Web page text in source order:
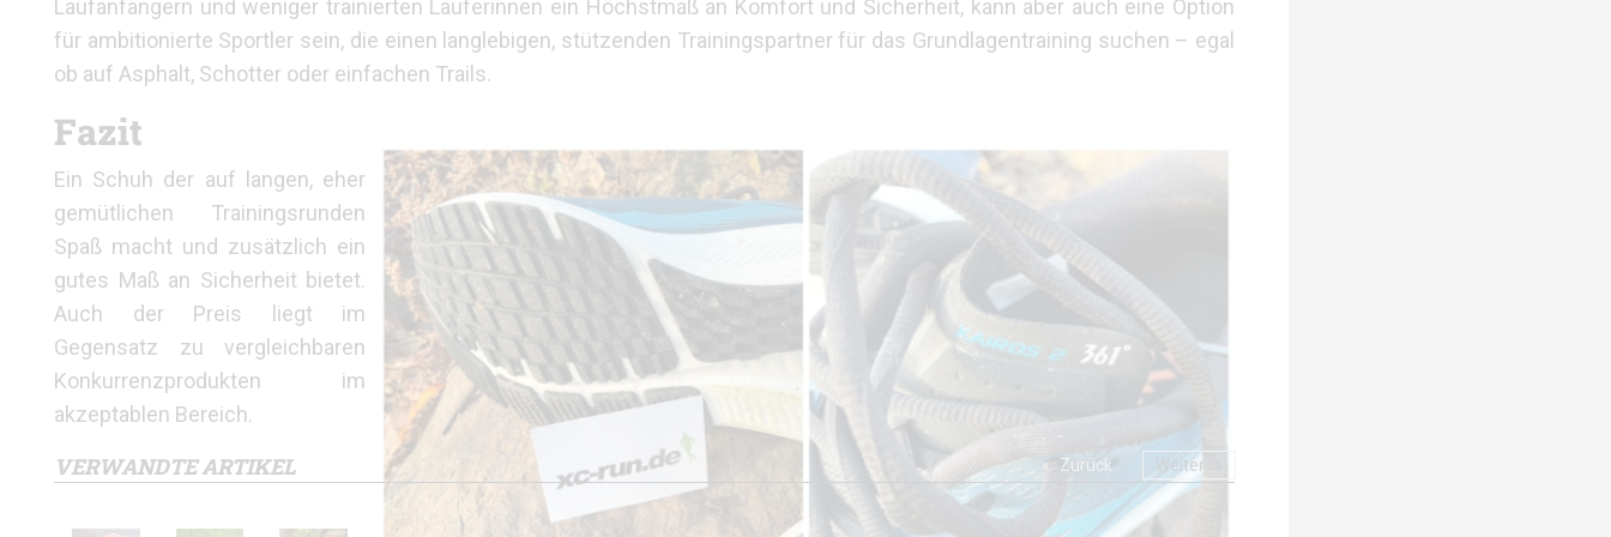
Laufanfängern und weniger trainierten Läuferinnen ein Höchstmaß an Komfort und Sicherheit, kann aber auch eine Option
für ambitionierte Sportler sein, die einen langlebigen, stützenden Trainingspartner für das Grundlagentraining suchen – egal
ob auf Asphalt, Schotter oder einfachen Trails.
Fazit
Ein Schuh der auf langen, eher
gemütlichen Trainingsrunden
Spaß macht und zusätzlich ein
gutes Maß an Sicherheit bietet.
Auch der Preis liegt im
Gegensatz zu vergleichbaren
Konkurrenzprodukten im
akzeptablen Bereich.
VERWANDTE ARTIKEL Zurück Weiter